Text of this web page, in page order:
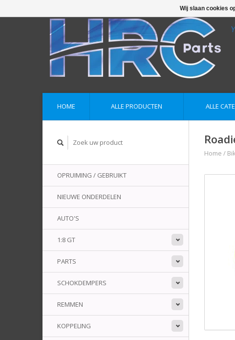
HOME ALLE PRODUCTEN ALLE
OPRUIMING / GEBRUIKT
NIEUWE ONDERDELEN
AUTO'S
1:8 GT
PARTS
SCHOKDEMPERS
REMMEN
KOPPELING
Home /
Wij slaan cookies